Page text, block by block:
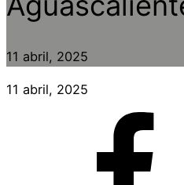
11 abril, 2025
11 abril, 2025